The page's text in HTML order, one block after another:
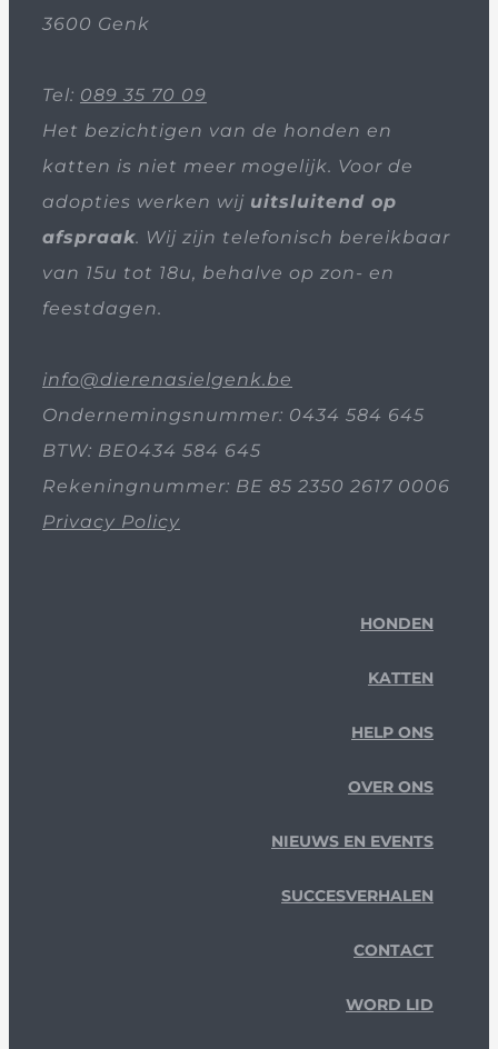
3600 Genk
Tel: 089 35 70 09
Het bezichtigen van de honden en
katten is niet meer mogelijk. Voor de
adopties werken wij uitsluitend op
afspraak. Wij zijn telefonisch bereikbaar
van 15u tot 18u, behalve op zon- en
feestdagen.
info@dierenasielgenk.be
Ondernemingsnummer: 0434 584 645
BTW: BE0434 584 645
Rekeningnummer: BE 85 2350 2617 0006
Privacy Policy
HONDEN
KATTEN
HELP ONS
OVER ONS
NIEUWS EN EVENTS
SUCCESVERHALEN
CONTACT
WORD LID